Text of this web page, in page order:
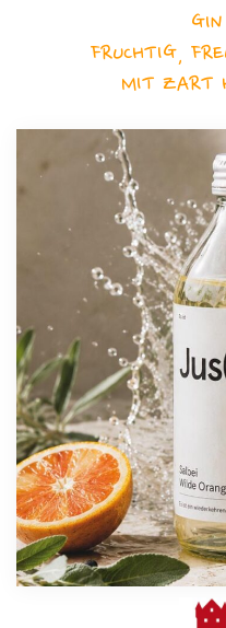
FRUCHTIG,
MIT ZART